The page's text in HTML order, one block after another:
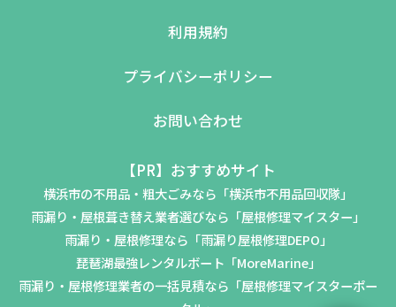
利用規約
プライバシーポリシー
お問い合わせ
【PR】おすすめサイト
横浜市の不用品・粗大ごみなら「横浜市不用品回収隊」
雨漏り・屋根葺き替え業者選びなら「屋根修理マイスター」
雨漏り・屋根修理なら「雨漏り屋根修理DEPO」
琵琶湖最強レンタルボート「MoreMarine」
雨漏り・屋根修理業者の一括見積なら「屋根修理マイスターポー